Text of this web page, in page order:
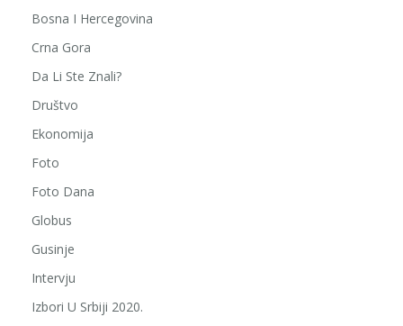
Bosna I Hercegovina
Crna Gora
Da Li Ste Znali?
Društvo
Ekonomija
Foto
Foto Dana
Globus
Gusinje
Intervju
Izbori U Srbiji 2020.